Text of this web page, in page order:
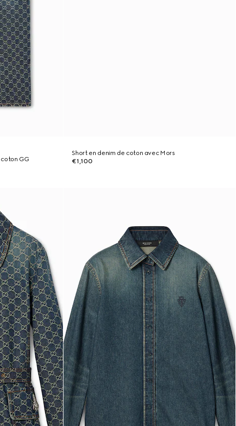
GG
Short en denim de coton avec Mors
€1,100